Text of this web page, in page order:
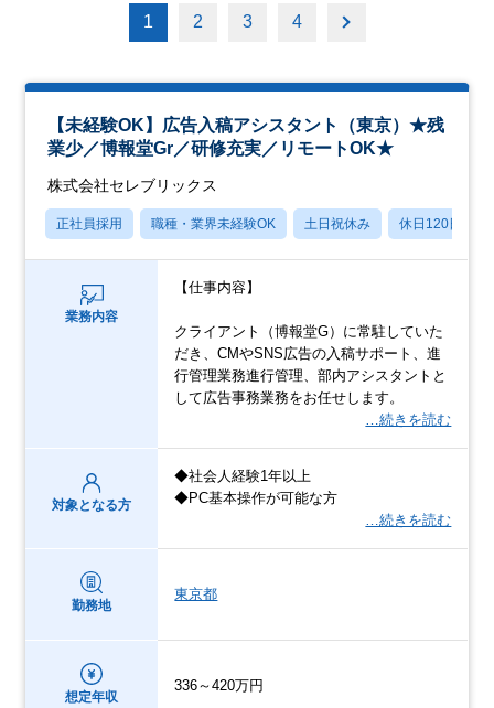
1 2 3 4
【未経験OK】広告入稿アシスタント（東京）★残
業少／博報堂Gr／研修充実／リモートOK★
株式会社セレブリックス
正社員採用 職種・業界未経験OK 土日祝休み 休日120日以上
業務内容
【仕事内容】
クライアント（博報堂G）に常駐していた
だき、CMやSNS広告の入稿サポート、進
行管理業務進行管理、部内アシスタントと
して広告事務業務をお任せします。
…続きを読む
対象となる方
◆社会人経験1年以上
◆PC基本操作が可能な方
…続きを読む
勤務地
東京都
想定年収
336～420万円